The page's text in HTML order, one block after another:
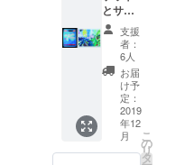
た味わ
いがの
ど越し
よく、
後口
すっき
り。伊
藤農園
オリジ
ナル製
も、作
品集を
開けば
その世
界観に
きっと
魅了さ
れるで
しょ
う。
注意
し、特
に淡色
の衣
類・布
地とは
分けて
の洗濯
をお薦
め致し
ます。
15本 伊
藤農園
のみか
ジュー
スは、
雑味が
まった
くな
い、
100%
とサイ
ン付き
作品集
のお得
なセッ
トで
す。 ・
伊藤彩
デザイ
ン ふ
わふわ
支援
者：
6人
お届
け予
定：
2019
年12
月
こ
の
リ
タ